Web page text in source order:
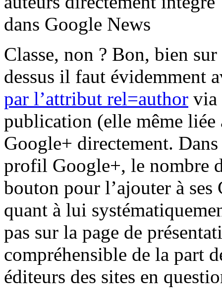
Classe, non ? Bon, bien
dessus il faut évidemment
par l’attribut rel=author via
publication (elle même
Google+ directement.
profil Google+, le nombre
bouton pour l’ajouter à
quant à lui
pas sur la page de
compréhensible de la part
éditeurs des sites en